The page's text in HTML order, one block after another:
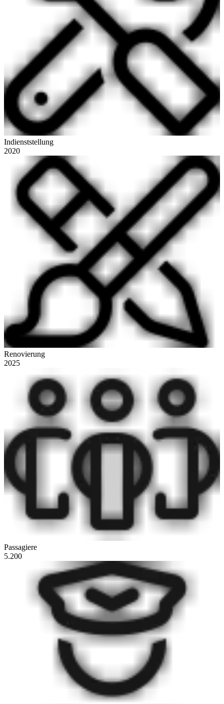
Indienststellung
2020
Renovierung
2025
Passagiere
5.200